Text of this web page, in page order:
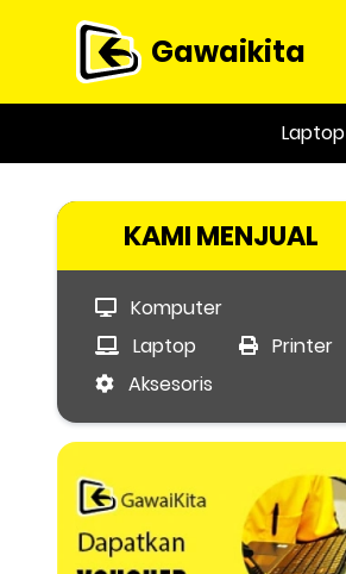
Gawaikita
Laptop
KAMI MENJUAL
Komputer
Laptop
Printer
Aksesoris